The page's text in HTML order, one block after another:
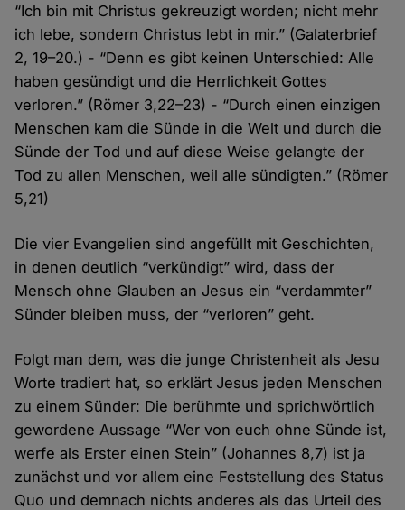
“Ich bin mit Christus gekreuzigt worden; nicht mehr
ich lebe, sondern Christus lebt in mir.” (Galaterbrief
2, 19–20.) - “Denn es gibt keinen Unterschied: Alle
haben gesündigt und die Herrlichkeit Gottes
verloren.” (Römer 3,22–23) - “Durch einen einzigen
Menschen kam die Sünde in die Welt und durch die
Sünde der Tod und auf diese Weise gelangte der
Tod zu allen Menschen, weil alle sündigten.” (Römer
5,21)
Die vier Evangelien sind angefüllt mit Geschichten,
in denen deutlich “verkündigt” wird, dass der
Mensch ohne Glauben an Jesus ein “verdammter”
Sünder bleiben muss, der “verloren” geht.
Folgt man dem, was die junge Christenheit als Jesu
Worte tradiert hat, so erklärt Jesus jeden Menschen
zu einem Sünder: Die berühmte und sprichwörtlich
gewordene Aussage “Wer von euch ohne Sünde ist,
werfe als Erster einen Stein” (Johannes 8,7) ist ja
zunächst und vor allem eine Feststellung des Status
Quo und demnach nichts anderes als das Urteil des